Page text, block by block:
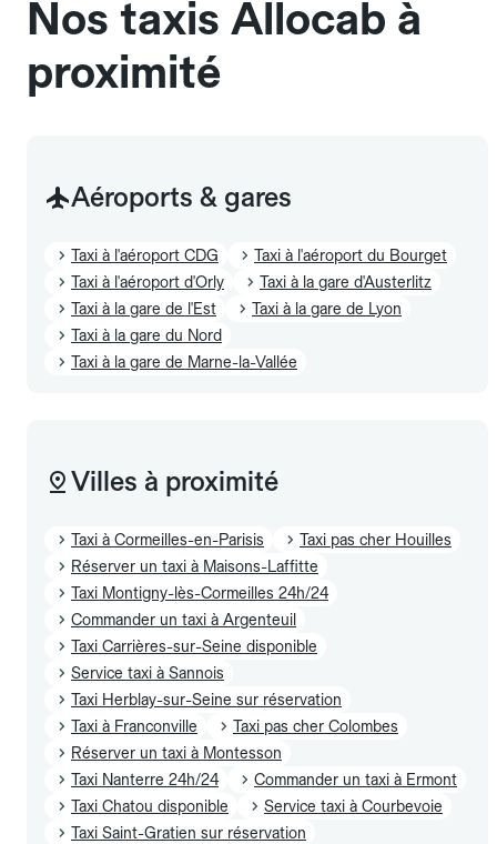
Nos taxis Allocab à
proximité
Aéroports & gares
Taxi à l'aéroport CDG
Taxi à l'aéroport du Bourget
Taxi à l'aéroport d'Orly
Taxi à la gare d'Austerlitz
Taxi à la gare de l'Est
Taxi à la gare de Lyon
Taxi à la gare du Nord
Taxi à la gare de Marne-la-Vallée
Villes à proximité
Taxi à Cormeilles-en-Parisis
Taxi pas cher Houilles
Réserver un taxi à Maisons-Laffitte
Taxi Montigny-lès-Cormeilles 24h/24
Commander un taxi à Argenteuil
Taxi Carrières-sur-Seine disponible
Service taxi à Sannois
Taxi Herblay-sur-Seine sur réservation
Taxi à Franconville
Taxi pas cher Colombes
Réserver un taxi à Montesson
Taxi Nanterre 24h/24
Commander un taxi à Ermont
Taxi Chatou disponible
Service taxi à Courbevoie
Taxi Saint-Gratien sur réservation